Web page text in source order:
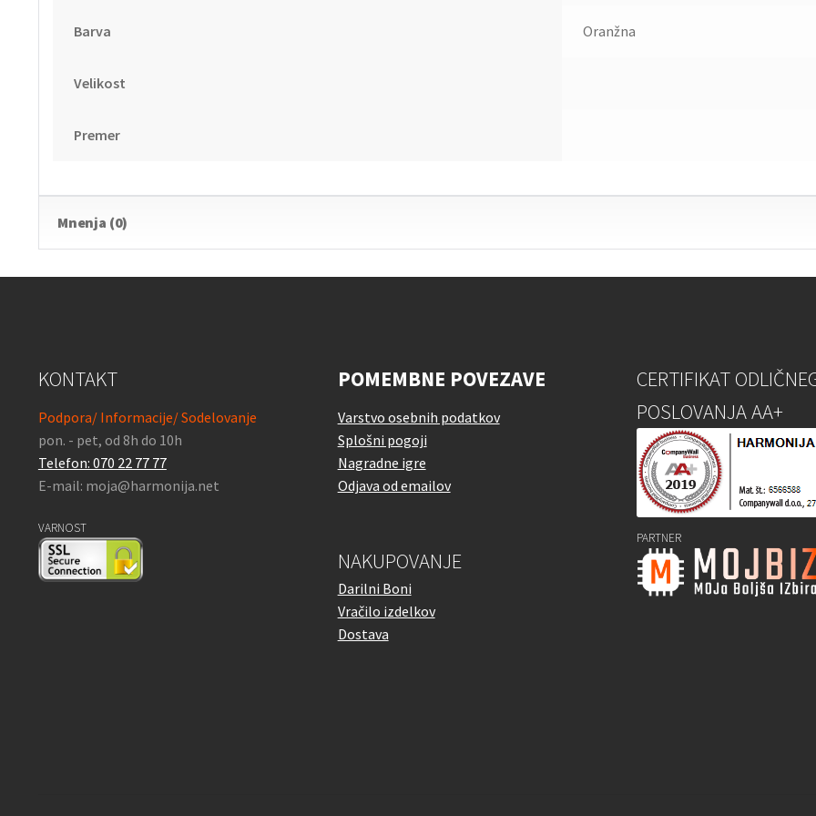
Barva Oranžna
Velikost
Premer
Mnenja (0)
KONTAKT
Podpora/ Informacije/ Sodelovanje
pon. - pet, od 8h do 10h
Telefon: 070 22 77 77
E-mail: moja@harmonija.net
VARNOST
POMEMBNE POVEZAVE
Varstvo osebnih podatkov
Splošni pogoji
Nagradne igre
Odjava od emailov
NAKUPOVANJE
Darilni Boni
Vračilo izdelkov
Dostava
CERTIFIKAT
POSLOVANJA AA+
PARTNER